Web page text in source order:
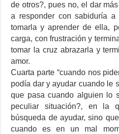
de otros?, pues no, el dar
a responder con sabiduría a
tomarla y aprender de ella,
carga, con frustración y
tomar la cruz abrazarla y
amor.
Cuarta parte “cuando nos
podía dar y ayudar cuando le
que pasa cuando alguien lo
peculiar situación?, en
búsqueda de ayudar, sino
cuando es en un mal